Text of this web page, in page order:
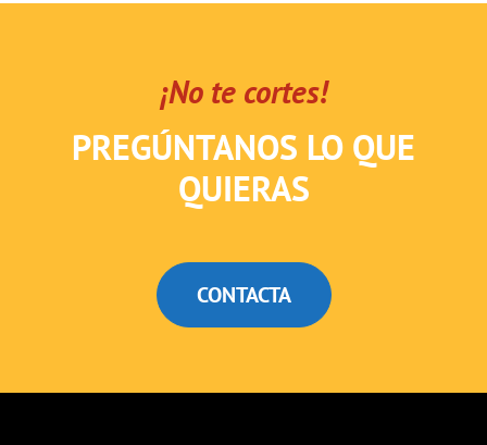
¡No te cortes!
PREGÚNTANOS LO QUE
QUIERAS
CONTACTA